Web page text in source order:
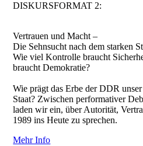
DISKURSFORMAT 2:
Vertrauen und Macht –
Die Sehnsucht nach dem starken
Wie viel Kontrolle braucht
braucht Demokratie?
Wie prägt das Erbe der DDR
Staat? Zwischen performativer
laden wir ein, über Autorität,
1989 ins Heute zu sprechen.
Mehr Info